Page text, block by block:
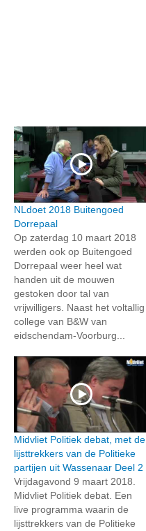
NLdoet 2018 Buitengoed
Dorrepaal
Op zaterdag 10 maart 2018
werden ook op Buitengoed
Dorrepaal weer heel wat
handen uit de mouwen
gestoken door tal van
vrijwilligers. Naast het voltallig
college van B&W van
eidschendam-Voorburg...
Midvliet Politiek debat, met de
lijsttrekkers van de Politieke
partijen uit Wassenaar Deel 2
Vrijdagavond 9 maart 2018.
Midvliet Politiek debat. Een
live programma waarin de
lijsttrekkers van de Politieke